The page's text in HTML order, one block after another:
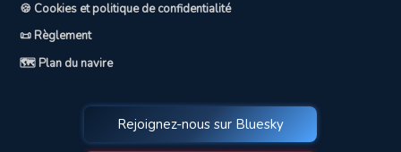
🍪 Cookies et politique de confidentialité
📜 Règlement
🗺️ Plan du navire
Rejoignez-nous sur Bluesky